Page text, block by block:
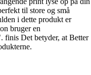
til store og små
i dette produkt er
bruger en
finis Det betyder, at Better